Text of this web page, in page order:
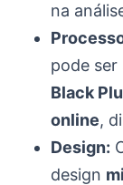
na
pode ser
Black
online,
Design:
design